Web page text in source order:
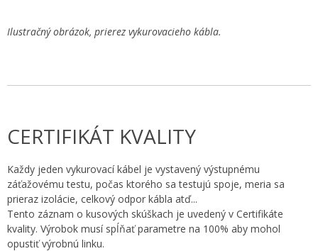
Ilustračný obrázok, prierez vykurovacieho kábla.
CERTIFIKÁT KVALITY
Každy jeden vykurovací kábel je vystavený výstupnému
záťažovému testu, počas ktorého sa testujú spoje, meria sa
prieraz izolácie, celkový odpor kábla atď...
Tento záznam o kusových skúškach je uvedený v Certifikáte
kvality. Výrobok musí spĺňať parametre na 100% aby mohol
opustiť výrobnú linku.